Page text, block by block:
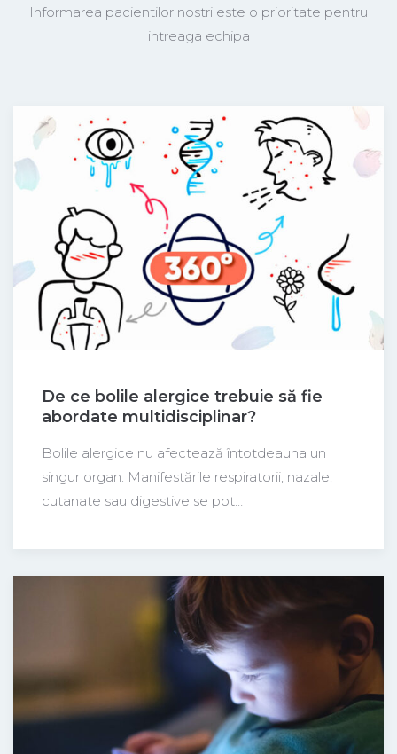
Informarea pacientilor nostri este o prioritate pentru
intreaga echipa
De ce bolile alergice trebuie să fie
abordate multidisciplinar?
Bolile alergice nu afectează întotdeauna un
singur organ. Manifestările respiratorii, nazale,
cutanate sau digestive se pot…